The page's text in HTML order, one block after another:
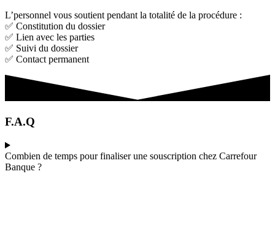
L’personnel vous soutient pendant la totalité de la procédure :
✅ Constitution du dossier
✅ Lien avec les parties
✅ Suivi du dossier
✅ Contact permanent
F.A.Q
Combien de temps pour finaliser une souscription chez Carrefour
Banque ?